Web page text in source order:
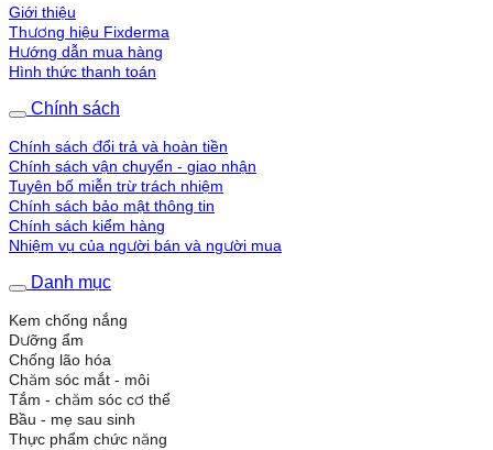
Giới thiệu
Thương hiệu Fixderma
Hướng dẫn mua hàng
Hình thức thanh toán
Chính sách
Chính sách đổi trả và hoàn tiền
Chính sách vận chuyển - giao nhận
Tuyên bố miễn trừ trách nhiệm
Chính sách bảo mật thông tin
Chính sách kiểm hàng
Nhiệm vụ của người bán và người mua
Danh mục
Kem chống nắng
Dưỡng ẩm
Chống lão hóa
Chăm sóc mắt - môi
Tắm - chăm sóc cơ thể
Bầu - mẹ sau sinh
Thực phẩm chức năng